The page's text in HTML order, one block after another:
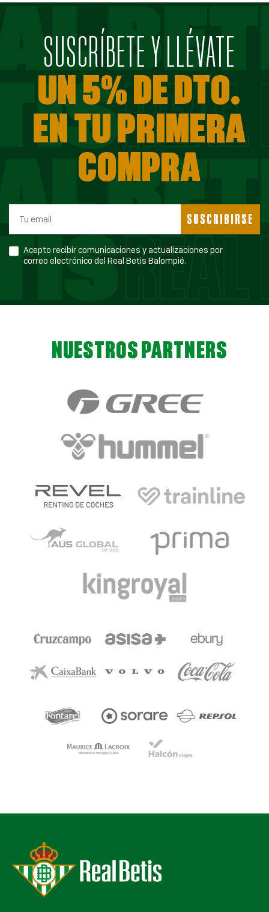
SUSCRÍBETE Y LLÉVATE
UN 5% DE DTO.
EN TU PRIMERA
COMPRA
SUSCRIBIRSE
Acepto recibir comunicaciones y actualizaciones por
correo electrónico del Real Betis Balompié.
NUESTROS PARTNERS